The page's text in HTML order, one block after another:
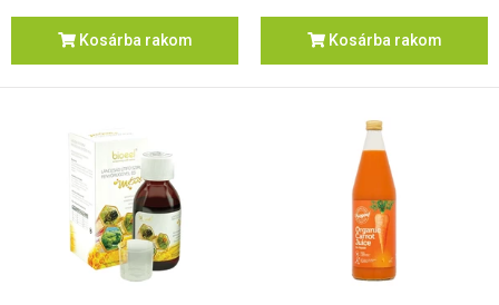
Kosárba rakom Kosárba rakom